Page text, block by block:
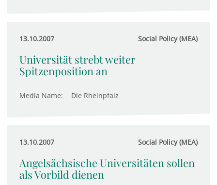
13.10.2007 Social Policy (MEA)
Universität strebt weiter
Spitzenposition an
Media Name: Die Rheinpfalz
13.10.2007 Social Policy (MEA)
Angelsächsische Universitäten sollen
als Vorbild dienen